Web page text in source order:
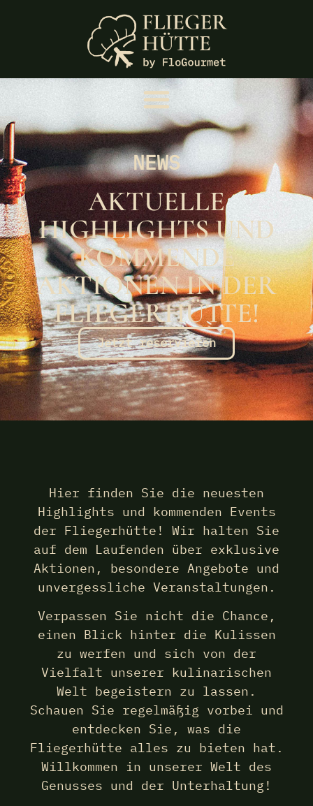
NEWS
AKTUELLE
HIGHLIGHTS UND
KOMMENDE
AKTIONEN IN DER
FLIEGERHÜTTE!
Jetzt reservieren
Hier finden Sie die neuesten
Highlights und kommenden Events
der Fliegerhütte! Wir halten Sie
auf dem Laufenden über exklusive
Aktionen, besondere Angebote und
unvergessliche Veranstaltungen.
Verpassen Sie nicht die Chance,
einen Blick hinter die Kulissen
zu werfen und sich von der
Vielfalt unserer kulinarischen
Welt begeistern zu lassen.
Schauen Sie regelmäßig vorbei und
entdecken Sie, was die
Fliegerhütte alles zu bieten hat.
Willkommen in unserer Welt des
Genusses und der Unterhaltung!